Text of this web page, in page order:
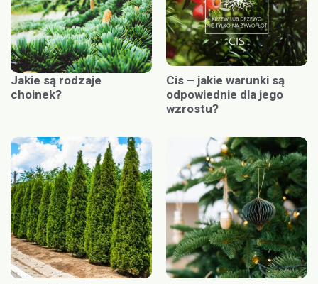
Jakie są rodzaje
choinek?
Cis – jakie warunki są
odpowiednie dla jego
wzrostu?